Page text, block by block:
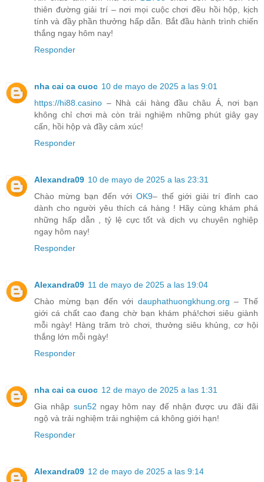
thiên đường giải trí – nơi mọi cuộc chơi đều hồi hộp, kịch
tính và đầy phần thưởng hấp dẫn. Bắt đầu hành trình chiến
thắng ngay hôm nay!
Responder
nha cai ca cuoc 10 de mayo de 2025 a las 9:01
https://hi88.casino – Nhà cái hàng đầu châu Á, nơi bạn
không chỉ chơi mà còn trải nghiệm những phút giây gay
cấn, hồi hộp và đầy cảm xúc!
Responder
Alexandra09 10 de mayo de 2025 a las 23:31
Chào mừng bạn đến vớiOK9– thế giới giải trí đỉnh cao
dành cho người yêu thích cá hàng ! Hãy cùng khám phá
những hấp dẫn , tỷ lệ cực tốt và dịch vụ chuyên nghiệp
ngay hôm nay!
Responder
Alexandra09 11 de mayo de 2025 a las 19:04
Chào mừng bạn đến với dauphathuongkhung.org – Thế
giới cá chất cao đang chờ bạn khám phá!chơi siêu giành
mỗi ngày! Hàng trăm trò chơi, thưởng siêu khủng, cơ hội
thắng lớn mỗi ngày!
Responder
nha cai ca cuoc 12 de mayo de 2025 a las 1:31
Gia nhập sun52 ngay hôm nay để nhận được ưu đãi đãi
ngộ và trải nghiệm trải nghiệm cá không giới hạn!
Responder
Alexandra09 12 de mayo de 2025 a las 9:14